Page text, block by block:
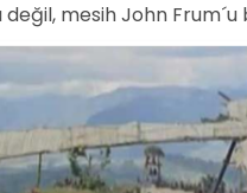
değil, mesih John